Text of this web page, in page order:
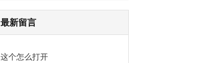
最新留言
这个怎么打开